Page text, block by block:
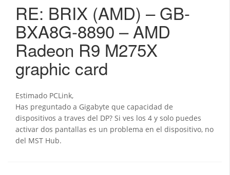
RE: BRIX (AMD) – GB-
BXA8G-8890 – AMD
Radeon R9 M275X
graphic card
Estimado PCLink,
Has preguntado a Gigabyte que capacidad de
dispositivos a traves del DP? Si ves los 4 y solo puedes
activar dos pantallas es un problema en el dispositivo, no
del MST Hub.